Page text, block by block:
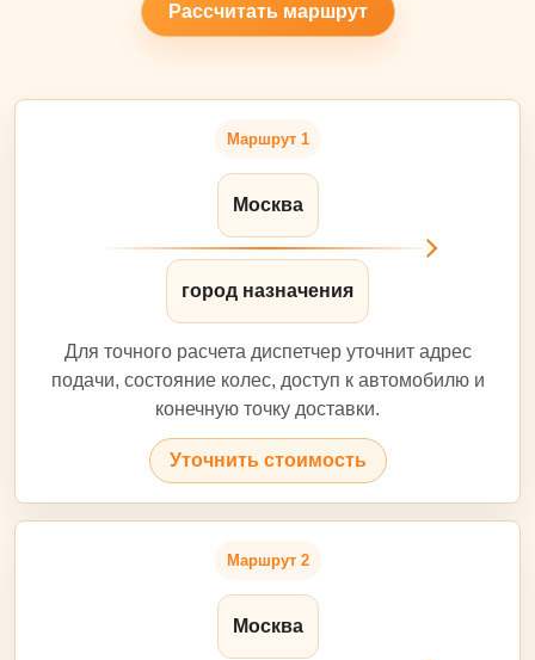
Рассчитать маршрут
Маршрут 1
Москва
город назначения
Для точного расчета диспетчер уточнит адрес
подачи, состояние колес, доступ к автомобилю и
конечную точку доставки.
Уточнить стоимость
Маршрут 2
Москва